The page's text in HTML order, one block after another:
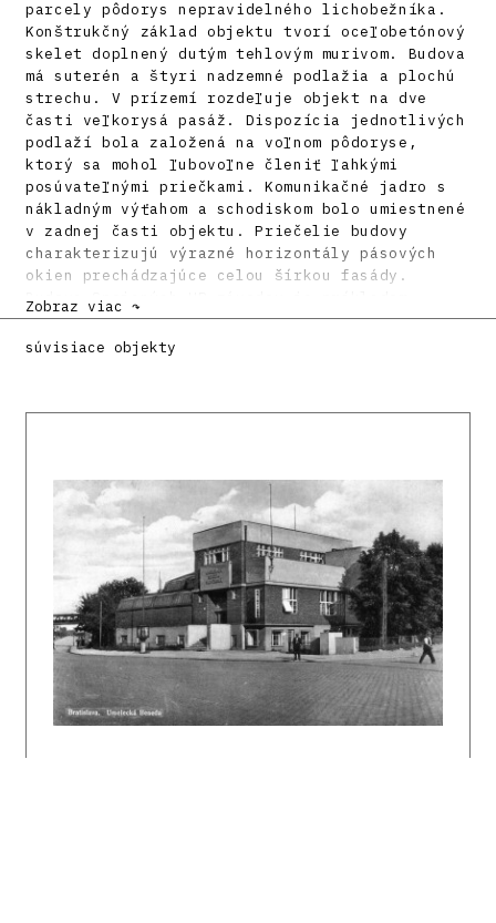
parcely pôdorys nepravidelného lichobežníka.
Konštrukčný základ objektu tvorí oceľobetónový
skelet doplnený dutým tehlovým murivom. Budova
má suterén a štyri nadzemné podlažia a plochú
strechu. V prízemí rozdeľuje objekt na dve
časti veľkorysá pasáž. Dispozícia jednotlivých
podlaží bola založená na voľnom pôdoryse,
ktorý sa mohol ľubovoľne členiť ľahkými
posúvateľnými priečkami. Komunikačné jadro s
nákladným výťahom a schodiskom bolo umiestnené
v zadnej časti objektu. Priečelie budovy
charakterizujú výrazné horizontály pásových
okien prechádzajúce celou šírkou fasády.
Budova Spojených UP závodov je príkladom
pomerne skorého uplatnenia zásad
funkcionalistickej architektúry na Slovensku.
dopĺňali pásové okná na bielej ploche
vnútornú dispozíciu a nadstavali jedno
podlažie.
Literatúra:
Obchodní dům v Bratislavě. Stavba 9, 1930 –
1931, s. 61 – 62.
FOLTYN, Ladislav: Slovenská architektúra 1918
– 1938 a česká avantgarda. Bratislava, SAS
1993, s. 85 a 88.
ZAJKOVÁ, Anna: Obchodný dom UP závodov.
Architektúra & Urbanizmus 29, 1995, 1 – 2, s.
38 – 41.
Jan Víšek. Ed. P. Pelčák, V. Šlapeta, I.
Zobraz viac ↷
súvisiace objekty